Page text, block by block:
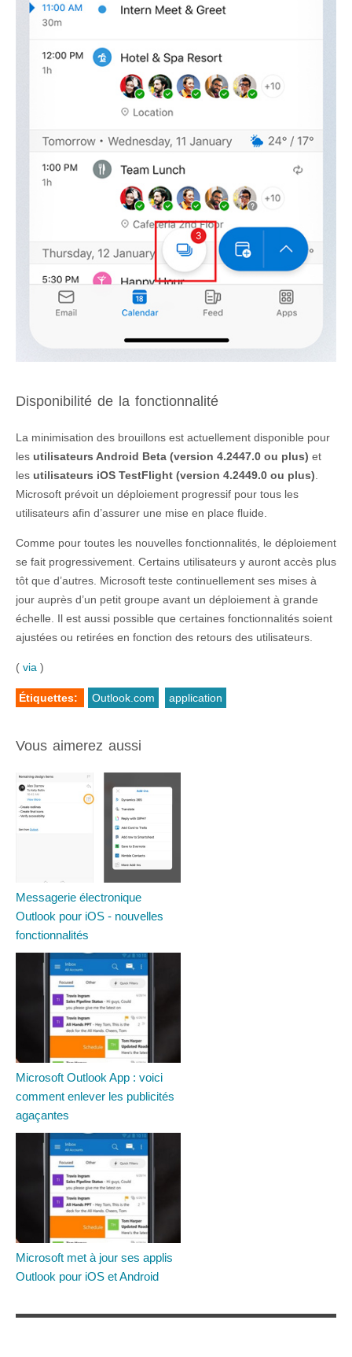
Disponibilité de la fonctionnalité
La minimisation des brouillons est actuellement disponible pour
les utilisateurs Android Beta (version 4.2447.0 ou plus) et
les utilisateurs iOS TestFlight (version 4.2449.0 ou plus).
Microsoft prévoit un déploiement progressif pour tous les
utilisateurs afin d’assurer une mise en place fluide.
Comme pour toutes les nouvelles fonctionnalités, le déploiement
se fait progressivement. Certains utilisateurs y auront accès plus
tôt que d’autres. Microsoft teste continuellement ses mises à
jour auprès d’un petit groupe avant un déploiement à grande
échelle. Il est aussi possible que certaines fonctionnalités soient
ajustées ou retirées en fonction des retours des utilisateurs.
( via )
Étiquettes: Outlook.com application
Vous aimerez aussi
Messagerie électronique
Outlook pour iOS - nouvelles
fonctionnalités
Microsoft Outlook App : voici
comment enlever les publicités
agaçantes
Microsoft met à jour ses applis
Outlook pour iOS et Android